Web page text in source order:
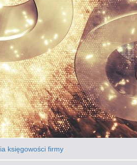
księgowości firmy